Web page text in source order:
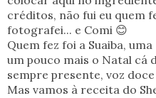
créditos, não fui eu quem
fotografei... e Comi 😊
Quem fez foi a Suaiba,
um pouco mais o Natal cá
sempre presente, voz
Mas vamos à receita do